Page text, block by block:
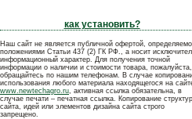
как установить?
Наш сайт не является публичной офертой,
положениями Статьи 437 (2) ГК РФ., а носит
информационный характер. Для получения точной
информации о наличии и стоимости товара, пожалуйста,
обращайтесь по нашим телефонам. В случае
использования любого материала находящегося на
www.newtechagro.ru, активная ссылка обязательна, в
случае печати – печатная ссылка. Копирование
сайта, идей или элементов дизайна сайта строго
запрещено.